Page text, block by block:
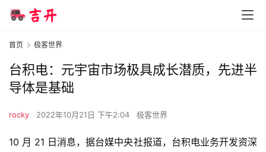
首页 极客世界
台积电：元宇宙市场极具成长潜质，先进半
导体是基础
rocky 2022年10月21日 下午2:04 极客世界
10 月 21 日消息，据台媒中央社报道，台积电业务开发资深